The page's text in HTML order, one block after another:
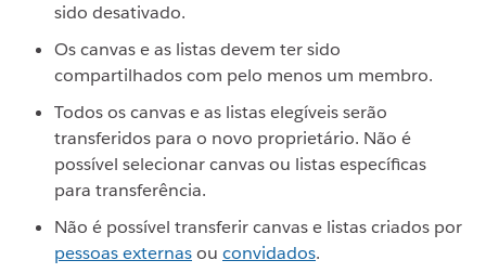
sido desativado.
Os canvas e as listas devem ter sido
compartilhados com pelo menos um membro.
Todos os canvas e as listas elegíveis serão
transferidos para o novo proprietário. Não é
possível selecionar canvas ou listas específicas
para transferência.
Não é possível transferir canvas e listas criados por
pessoas externasou convidados.